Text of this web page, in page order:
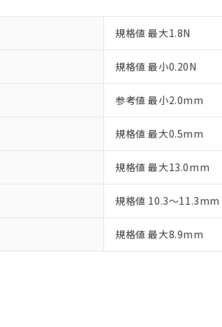
規格値 最大1.8N
規格値 最小0.20N
参考値 最小2.0mm
規格値 最大0.5mm
規格値 最大13.0mm
規格値 10.3～11.3mm
規格値 最大8.9mm
また、RoHS指令のフタル酸エステ
混在することから備考欄に対応日を